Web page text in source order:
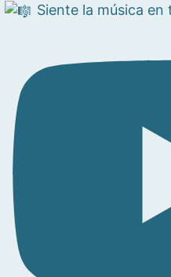
Siente la música